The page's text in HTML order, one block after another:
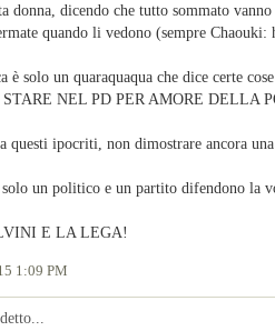
donna, dicendo che tutto sommato
quando li vedono (sempre Chaouki:
è solo un quaraquaqua che dice certe
STARE NEL PD PER AMORE DELLA
questi ipocriti, non dimostrare ancora
un politico e un partito difendono la
E LA LEGA!
1:09 PM